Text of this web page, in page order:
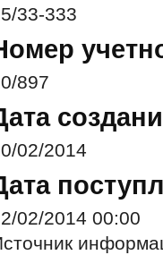
33-333
897
02/2014
02/2014 00:00